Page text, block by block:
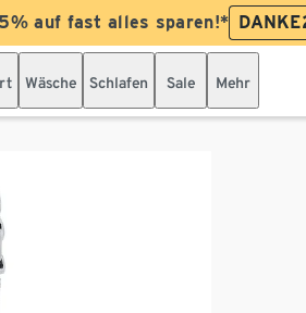
auf fast alles sparen!*
Wäsche Schlafen Sale Mehr